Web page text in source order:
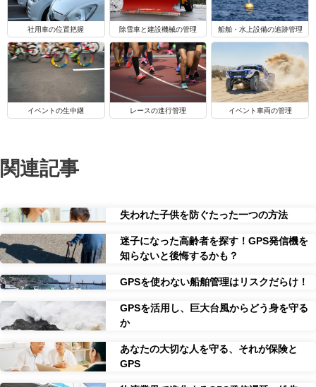
社用車の位置把握 除雪車と建設機械の管理 船舶・水上設備の追跡管理
イベントの生中継 レースの進行管理 イベント車両の管理
関連記事
失われた子供を防ぐたった一つの方法
迷子になった高齢者を探す！GPS発信機を
知らないと後悔するかも？
GPSを使わない船舶管理はリスクだらけ！
GPSを活用し、巨大台風からどう身を守る
か
あなたの大切な人を守る、それが保険と
GPS